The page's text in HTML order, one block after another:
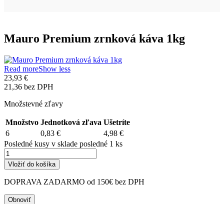
Mauro Premium zrnková káva 1kg
Read moreShow less
23,93 €
21,36 bez DPH
Množstevné zľavy
Množstvo Jednotková zľava Ušetríte
6
0,83 €
4,98 €
Posledné kusy v sklade posledné 1 ks
Vložiť do košíka
DOPRAVA ZADARMO od 150€ bez DPH